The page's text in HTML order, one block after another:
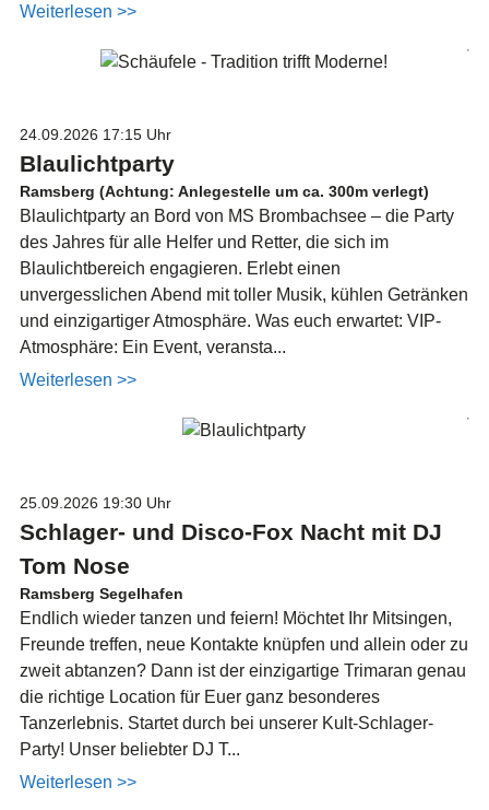
Weiterlesen >>
24.09.2026 17:15 Uhr
Blaulichtparty
Ramsberg (Achtung: Anlegestelle um ca. 300m verlegt)
Blaulichtparty an Bord von MS Brombachsee – die Party
des Jahres für alle Helfer und Retter, die sich im
Blaulichtbereich engagieren. Erlebt einen
unvergesslichen Abend mit toller Musik, kühlen Getränken
und einzigartiger Atmosphäre. Was euch erwartet: VIP-
Atmosphäre: Ein Event, veransta...
Weiterlesen >>
25.09.2026 19:30 Uhr
Schlager- und Disco-Fox Nacht mit DJ
Tom Nose
Ramsberg Segelhafen
Endlich wieder tanzen und feiern! Möchtet Ihr Mitsingen,
Freunde treffen, neue Kontakte knüpfen und allein oder zu
zweit abtanzen? Dann ist der einzigartige Trimaran genau
die richtige Location für Euer ganz besonderes
Tanzerlebnis. Startet durch bei unserer Kult-Schlager-
Party! Unser beliebter DJ T...
Weiterlesen >>